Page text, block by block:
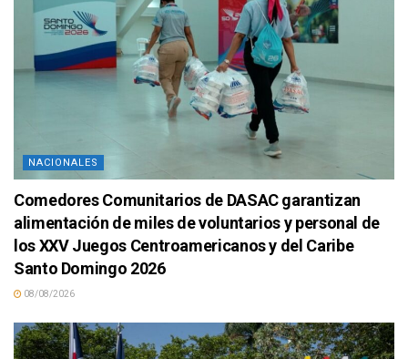
NACIONALES
Comedores Comunitarios de DASAC garantizan
alimentación de miles de voluntarios y personal de
los XXV Juegos Centroamericanos y del Caribe
Santo Domingo 2026
08/08/2026